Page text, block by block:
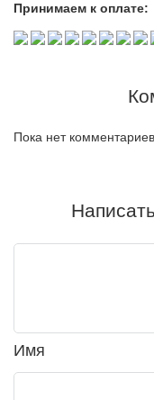
Принимаем к оплате:
Пока нет комментариев
Имя